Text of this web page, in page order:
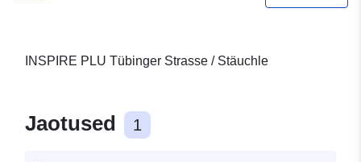
INSPIRE PLU Tübinger Strasse / Stäuchle
Jaotused 1